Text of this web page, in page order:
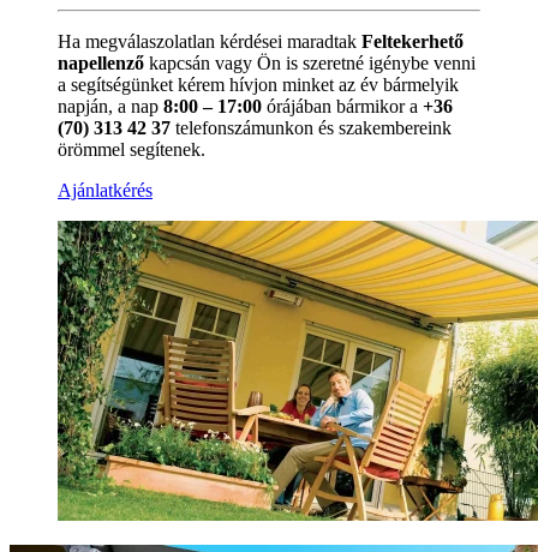
Ha megválaszolatlan kérdései maradtak Feltekerhető
napellenző kapcsán vagy Ön is szeretné igénybe venni
a segítségünket kérem hívjon minket az év bármelyik
napján, a nap 8:00 – 17:00 órájában bármikor a +36
(70) 313 42 37 telefonszámunkon és szakembereink
örömmel segítenek.
Ajánlatkérés